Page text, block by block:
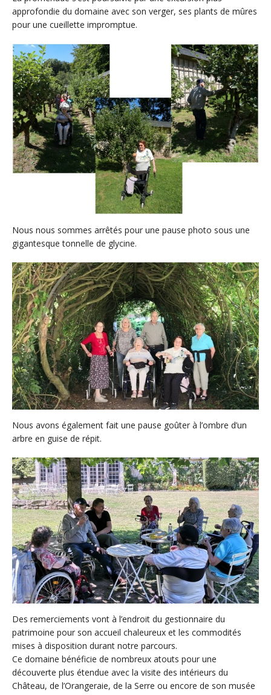
approfondie du domaine avec son verger, ses plants de mûres
pour une cueillette impromptue.
Nous nous sommes arrêtés pour une pause photo sous une
gigantesque tonnelle de glycine.
Nous avons également fait une pause goûter à l’ombre d’un
arbre en guise de répit.
Des remerciements vont à l’endroit du gestionnaire du
patrimoine pour son accueil chaleureux et les commodités
mises à disposition durant notre parcours.
Ce domaine bénéficie de nombreux atouts pour une
découverte plus étendue avec la visite des intérieurs du
Château, de l’Orangeraie, de la Serre ou encore de son musée